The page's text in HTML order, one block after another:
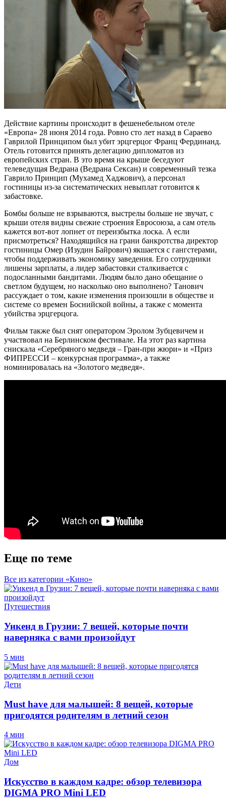
Действие картины происходит в фешенебельном отеле
«Европа» 28 июня 2014 года. Ровно сто лет назад в Сараево
Гаврилой Принципом был убит эрцгерцог Франц Фердинанд.
Отель готовится принять делегацию дипломатов из
европейских стран. В это время на крыше беседуют
телеведущая Ведрана (Ведрана Сексан) и современный тезка
Гаврило Принцип (Мухамед Хаджович), а персонал
гостиницы из-за систематических невыплат готовится к
забастовке.
Бомбы больше не взрываются, выстрелы больше не звучат, с
крыши отеля видны свежие строения Евросоюза, а сам отель
кажется вот-вот лопнет от переизбытка лоска. А если
присмотреться? Находящийся на грани банкротства директор
гостиницы Омер (Изудин Байрович) якшается с гангстерами,
чтобы поддерживать экономику заведения. Его сотрудники
лишены зарплаты, а лидер забастовки сталкивается с
подосланными бандитами. Людям было дано обещание о
светлом будущем, но насколько оно выполнено? Танович
рассуждает о том, какие изменения произошли в обществе и
системе со времен Боснийской войны, а также с момента
убийства эрцгерцога.
Фильм также был снят оператором Эролом Зубцевичем и
участвовал на Берлинском фестивале. На этот раз картина
снискала «Серебряного медведя – Гран-при жюри» и «Приз
ФИПРЕССИ – конкурсная программа», а также
номинировалась на «Золотого медведя».
Еще по теме
Все из категории «Кино»
Путешествия
Уикенд в Грузии: 7 вещей, которые почти
наверняка с вами произойдут
5 мин
Дети
Must have для малышей: 8 вещей, которые
пригодятся родителям в летний сезон
4 мин
Дом
Искусство в каждом кадре: обзор телевизора
DIGMA PRO Mini LED